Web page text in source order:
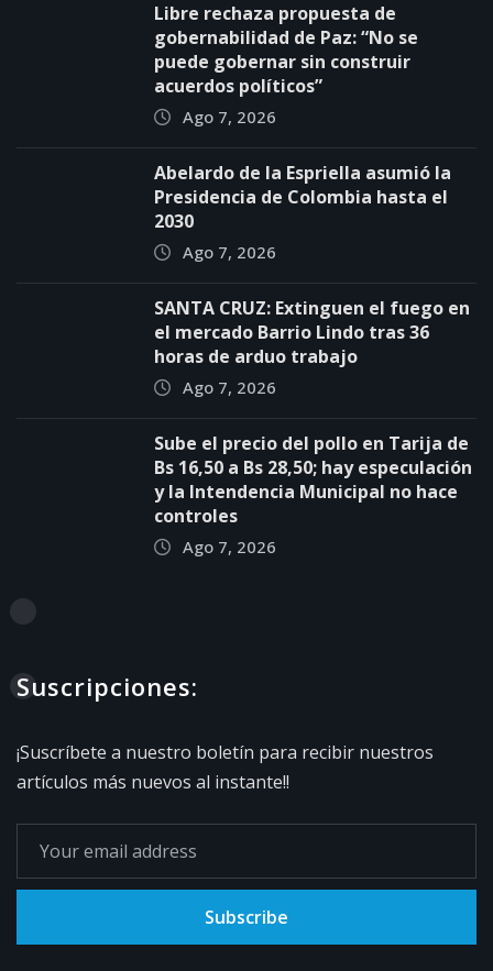
Libre rechaza propuesta de
gobernabilidad de Paz: “No se
puede gobernar sin construir
acuerdos políticos”
Ago 7, 2026
Abelardo de la Espriella asumió la
Presidencia de Colombia hasta el
2030
Ago 7, 2026
SANTA CRUZ: Extinguen el fuego en
el mercado Barrio Lindo tras 36
horas de arduo trabajo
Ago 7, 2026
Sube el precio del pollo en Tarija de
Bs 16,50 a Bs 28,50; hay especulación
y la Intendencia Municipal no hace
controles
Ago 7, 2026
Suscripciones:
¡Suscríbete a nuestro boletín para recibir nuestros
artículos más nuevos al instante!!
Subscribe